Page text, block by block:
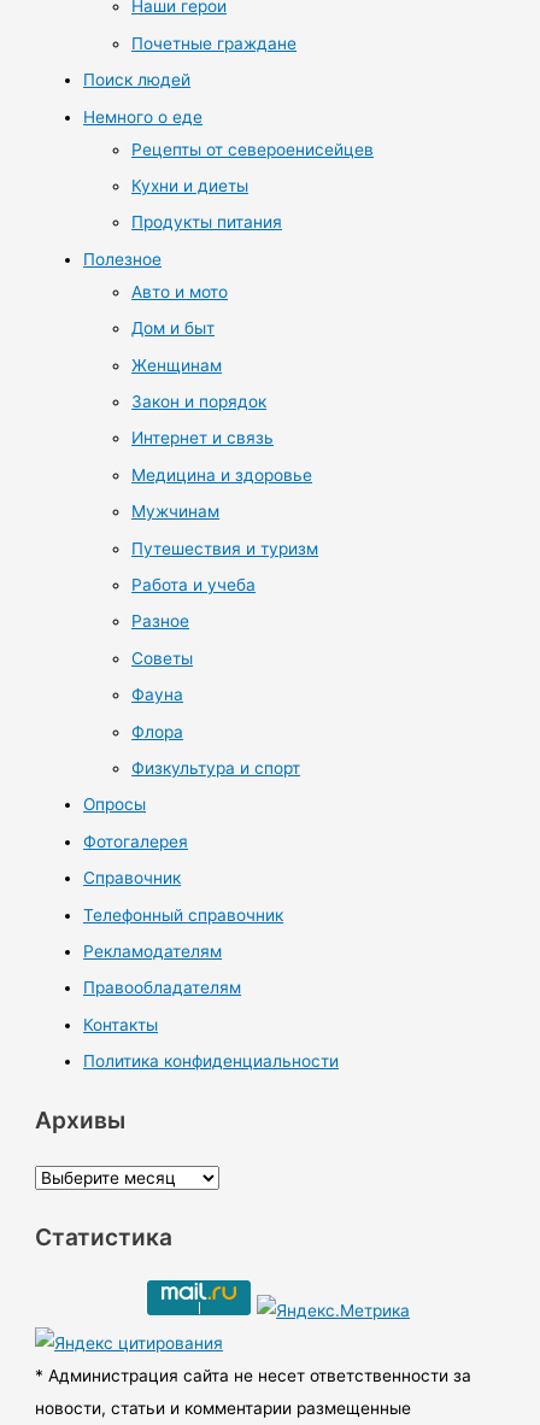
Наши герои
Почетные граждане
Поиск людей
Немного о еде
Рецепты от североенисейцев
Кухни и диеты
Продукты питания
Полезное
Авто и мото
Дом и быт
Женщинам
Закон и порядок
Интернет и связь
Медицина и здоровье
Мужчинам
Путешествия и туризм
Работа и учеба
Разное
Советы
Фауна
Флора
Физкультура и спорт
Опросы
Фотогалерея
Справочник
Телефонный справочник
Рекламодателям
Правообладателям
Контакты
Политика конфиденциальности
Архивы
А
х
ы
Статистика
* Администрация сайта не несет ответственности за
новости, статьи и комментарии размещенные